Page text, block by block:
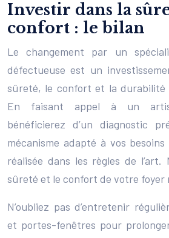
Investir dans la
confort : le bilan
Le changement par un
défectueuse est un
sûreté, le confort et la durabilité
En faisant appel à un
bénéficierez d’un diagnostic
mécanisme adapté à vos
réalisée dans les règles de l’art.
sûreté et le confort de votre foyer
N’oubliez pas d’entretenir
et portes-fenêtres pour